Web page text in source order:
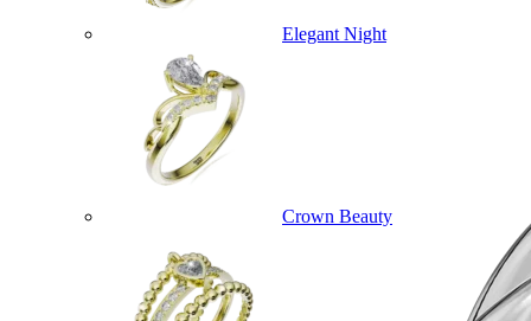
Elegant Night
Crown Beauty